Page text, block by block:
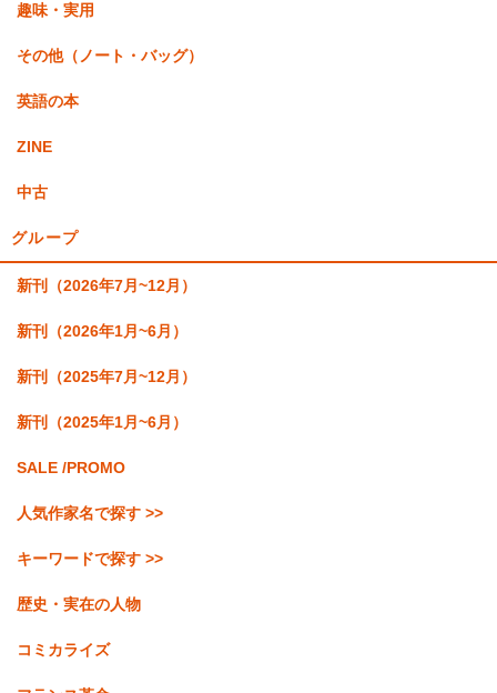
趣味・実用
その他（ノート・バッグ）
英語の本
ZINE
中古
グループ
新刊（2026年7月~12月）
新刊（2026年1月~6月）
新刊（2025年7月~12月）
新刊（2025年1月~6月）
SALE /PROMO
人気作家名で探す >>
キーワードで探す >>
歴史・実在の人物
コミカライズ